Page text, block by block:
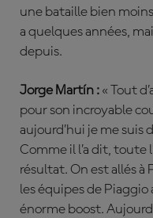
une bataille bien
a quelques années,
depuis.
Jorge Martín : « Tout
pour son incroyable
aujourd’hui je me suis
Comme il l’a dit, toute
résultat. On est allés à
les équipes de Piaggio
énorme boost.